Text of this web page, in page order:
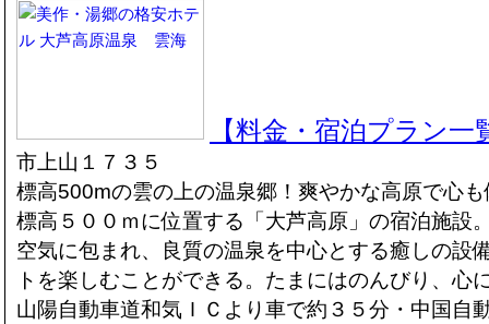
【料金・宿泊プラン一
市上山１７３５
標高500mの雲の上の温泉郷！爽やかな高原で心
標高５００ｍに位置する「大芦高原」の宿泊施設
空気に包まれ、良質の温泉を中心とする癒しの設
トを楽しむことができる。たまにはのんびり、心
山陽自動車道和気ＩＣより車で約３５分・中国自